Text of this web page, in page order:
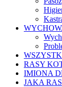
RASY
IMIONA
JAKA